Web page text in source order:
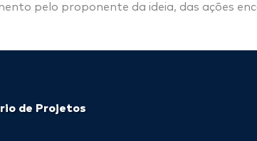
pelo proponente da ideia, das ações
de Projetos